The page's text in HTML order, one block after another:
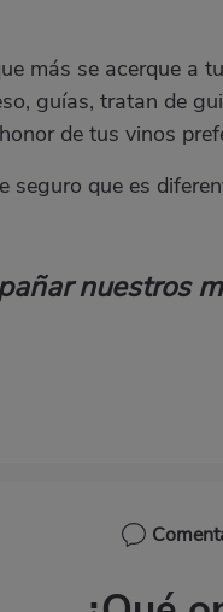
más se acerque a
guías, tratan de
de tus vinos
seguro que es
nuestros